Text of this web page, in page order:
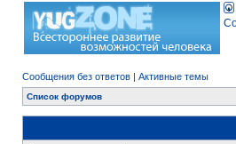
Сообщения без ответов | Активные темы
Список форумов